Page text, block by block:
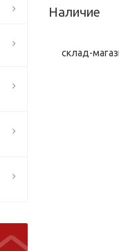
Наличие
склад-